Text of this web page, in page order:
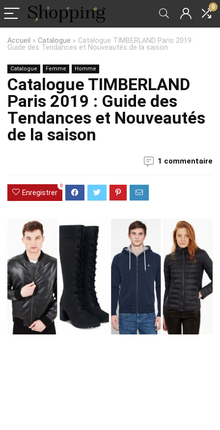
0
Accueil » Catalogue » Catalogue TIMBERLAND Paris 2019 :
Guide des Tendances et Nouveautés de la saison
Catalogue Femme Homme
Catalogue TIMBERLAND
Paris 2019 : Guide des
Tendances et Nouveautés
de la saison
1 commentaire
Enregistrer
0